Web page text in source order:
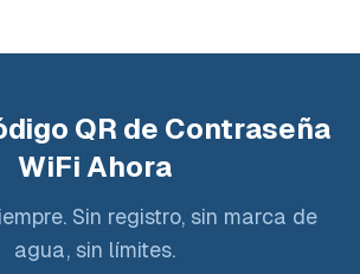
QR de Contraseña
WiFi Ahora
Sin registro, sin marca de
agua, sin límites.